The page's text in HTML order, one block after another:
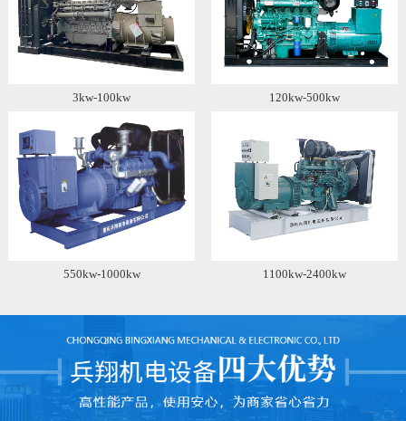
3kw-100kw 120kw-500kw
550kw-1000kw 1100kw-2400kw